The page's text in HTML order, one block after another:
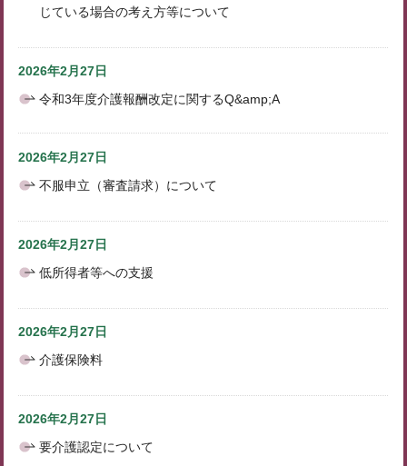
じている場合の考え方等について
2026年2月27日
令和3年度介護報酬改定に関するQ&amp;A
2026年2月27日
不服申立（審査請求）について
2026年2月27日
低所得者等への支援
2026年2月27日
介護保険料
2026年2月27日
要介護認定について